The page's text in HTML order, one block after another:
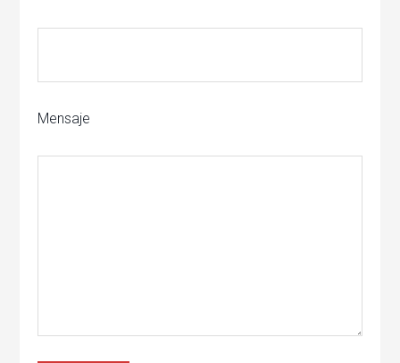
Mensaje